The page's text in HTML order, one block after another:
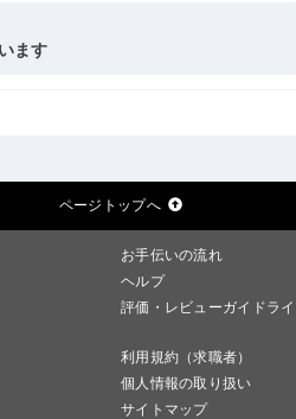
ます
ページトップへ
お手伝いの流れ
ヘルプ
評価・レビューガイドラ
利用規約（求職者）
個人情報の取り扱い
サイトマップ